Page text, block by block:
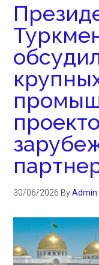
30/06/2026 ByAdmin